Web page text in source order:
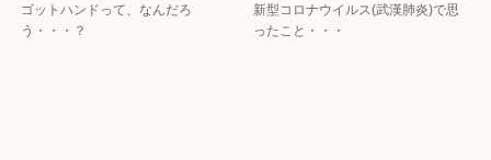
ゴットハンドって、なんだろ
う・・・？
新型コロナウイルス(武漢肺炎)で思
ったこと・・・